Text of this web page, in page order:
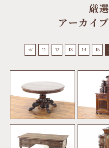
厳
アーカイ
≪ 11 12 13 14 15